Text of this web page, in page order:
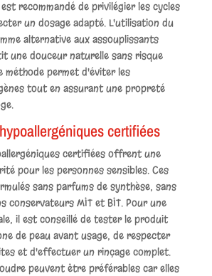
recommandé de privilégier les cycles
un dosage adapté. L'utilisation du
alternative aux assouplissants
une douceur naturelle sans risque
permet d'éviter les
tout en assurant une propreté
certifiées
certifiées offrent une
pour les personnes sensibles. Ces
sans parfums de synthèse, sans
conservateurs MIT et BIT. Pour une
il est conseillé de tester le produit
de peau avant usage, de respecter
et d'effectuer un rinçage complet.
peuvent être préférables car elles